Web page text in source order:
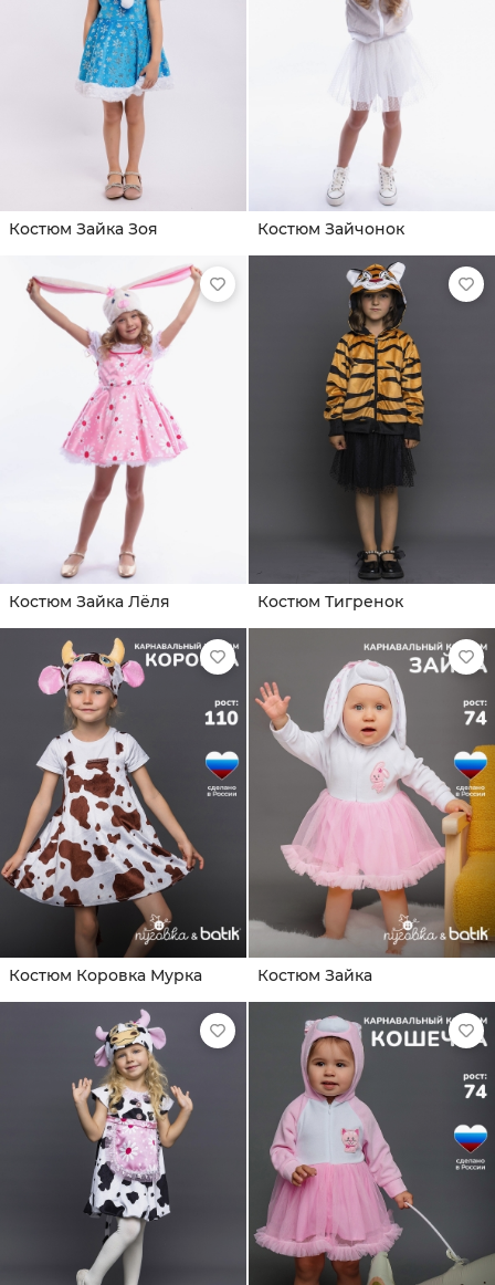
Костюм Зайка Зоя Костюм Зайчонок
Костюм Зайка Лёля Костюм Тигренок
Костюм Коровка Мурка Костюм Зайка